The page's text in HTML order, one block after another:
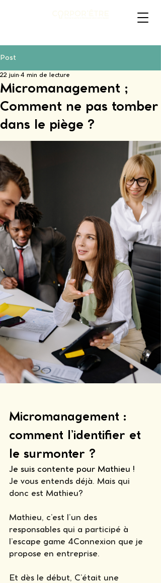
Post
Micromanagement ;
Comment ne pas tomber
dans le piège ?
22 juin 4 min de lecture
Micromanagement :
comment l’identifier et
le surmonter ?
Je suis contente pour Mathieu !
Je vous entends déjà. Mais qui
donc est Mathieu?
Mathieu, c’est l’un des
responsables qui a participé à
l’escape game 4Connexion que je
propose en entreprise.
Et dès le début, C’était une